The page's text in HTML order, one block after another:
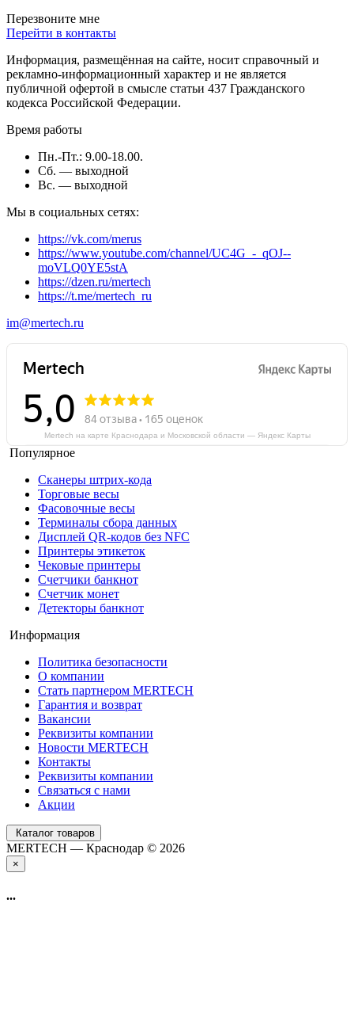
Перезвоните мне
Перейти в контакты
Информация, размещённая на сайте, носит справочный и
рекламно-информационный характер и не является
публичной офертой в смысле статьи 437 Гражданского
кодекса Российской Федерации.
Время работы
Пн.-Пт.: 9.00-18.00.
Сб. — выходной
Вс. — выходной
Мы в социальных сетях:
https://vk.com/merus
https://www.youtube.com/channel/UC4G_-_qOJ--
moVLQ0YE5stA
https://dzen.ru/mertech
https://t.me/mertech_ru
im@mertech.ru
Mertech на карте Краснодара и Московской области — Яндекс Карты
Популярное
Сканеры штрих-кода
Торговые весы
Фасовочные весы
Терминалы сбора данных
Дисплей QR-кодов без NFC
Принтеры этикеток
Чековые принтеры
Счетчики банкнот
Счетчик монет
Детекторы банкнот
Информация
Политика безопасности
О компании
Стать партнером MERTECH
Гарантия и возврат
Вакансии
Реквизиты компании
Новости MERTECH
Контакты
Реквизиты компании
Связаться с нами
Акции
Каталог товаров
MERTECH — Краснодар © 2026
×
...